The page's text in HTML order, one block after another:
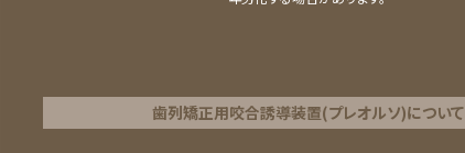
⻭列矯正⽤咬合誘導装置(プレオルソ)について